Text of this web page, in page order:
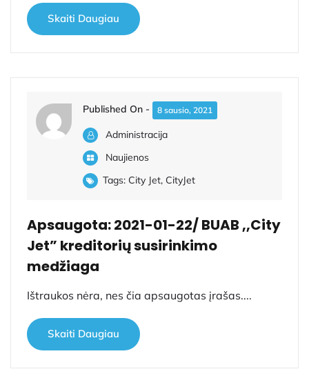
Skaiti Daugiau
Published On - 8 sausio, 2021
Administracija
Naujienos
Tags: City Jet, CityJet
Apsaugota: 2021-01-22/ BUAB ,,City
Jet” kreditorių susirinkimo
medžiaga
Ištraukos nėra, nes čia apsaugotas įrašas....
Skaiti Daugiau